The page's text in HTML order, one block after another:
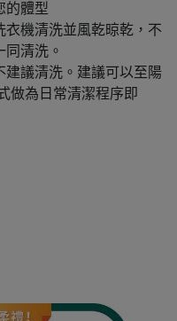
的體型
機清洗並風乾晾乾，不
清洗。
建議清洗。建議可以至陽
做為日常清潔程序即